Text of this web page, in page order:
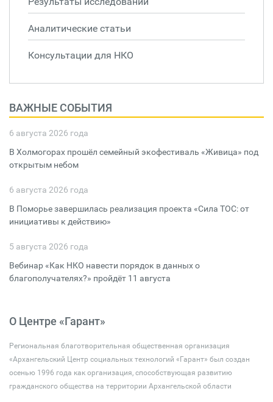
Аналитические статьи
Консультации для НКО
ВАЖНЫЕ СОБЫТИЯ
6 августа 2026 года
В Холмогорах прошёл семейный экофестиваль «Живица» под
открытым небом
6 августа 2026 года
В Поморье завершилась реализация проекта «Сила ТОС: от
инициативы к действию»
5 августа 2026 года
Вебинар «Как НКО навести порядок в данных о
благополучателях?» пройдёт 11 августа
О Центре «Гарант»
Региональная благотворительная общественная организация
«Архангельский Центр социальных технологий «Гарант» был создан
осенью 1996 года как организация, способствующая развитию
гражданского общества на территории Архангельской области